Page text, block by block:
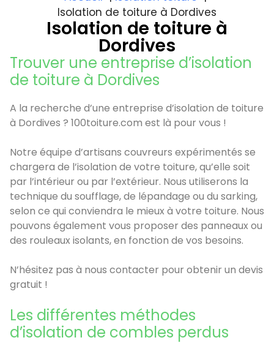
Isolation de toiture à Dordives
Isolation de toiture à
Dordives
Trouver une entreprise d’isolation
de toiture à Dordives
A la recherche d’une entreprise d’isolation de toiture
à Dordives ? 100toiture.com est là pour vous !
Notre équipe d’artisans couvreurs expérimentés se
chargera de l’isolation de votre toiture, qu’elle soit
par l’intérieur ou par l’extérieur. Nous utiliserons la
technique du soufflage, de lépandage ou du sarking,
selon ce qui conviendra le mieux à votre toiture. Nous
pouvons également vous proposer des panneaux ou
des rouleaux isolants, en fonction de vos besoins.
N’hésitez pas à nous contacter pour obtenir un devis
gratuit !
Les différentes méthodes
d’isolation de combles perdus